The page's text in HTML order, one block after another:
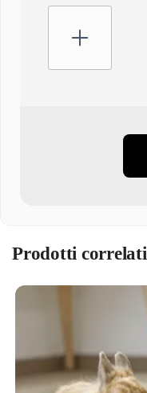
Prodotti correlati